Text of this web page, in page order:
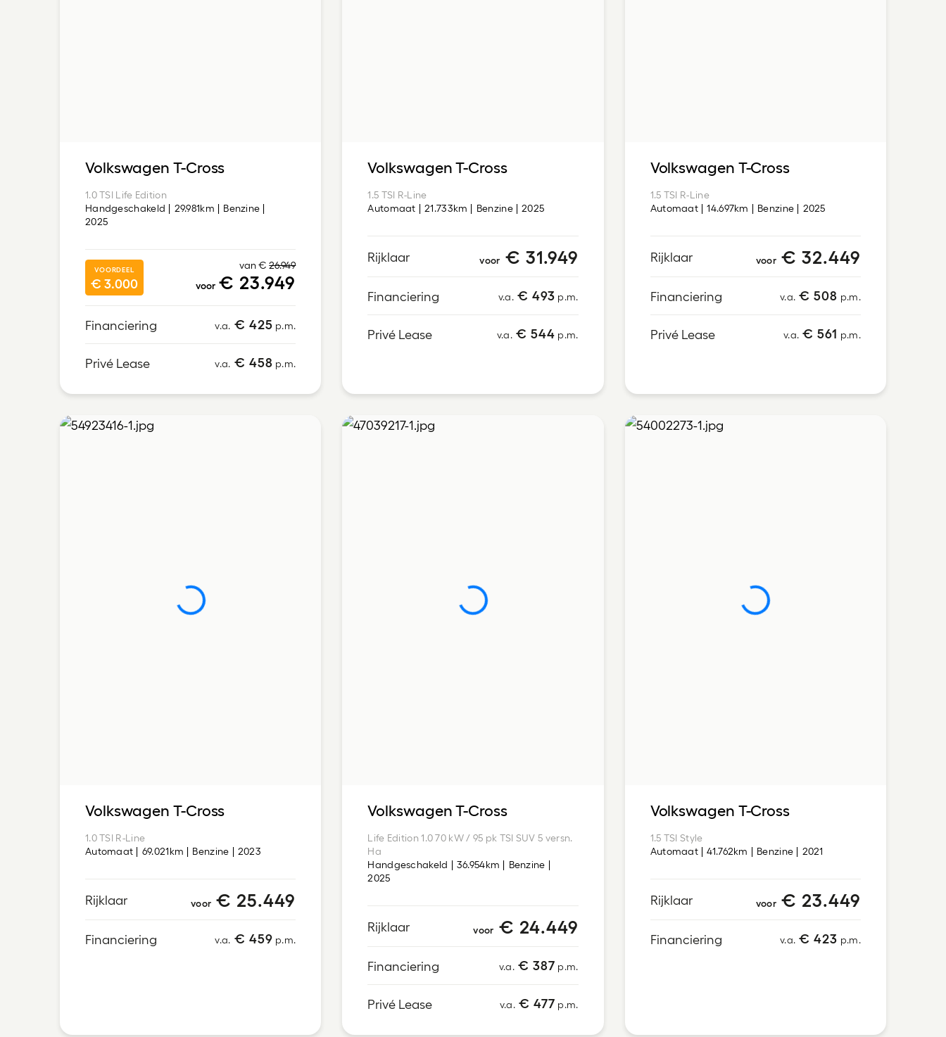
Volkswagen T-Cross
1.0 TSI Life Edition
Handgeschakeld
29.981km
Benzine
2025
van €26.949
voor € 23.949
VOORDEEL
€ 3.000
Financiering v.a. € 425 p.m.
Privé Lease v.a. € 458 p.m.
Volkswagen T-Cross
1.5 TSI R-Line
Automaat
21.733km Benzine 2025
Rijklaar voor € 31.949
Financiering v.a. € 493 p.m.
Privé Lease v.a. € 544 p.m.
Volkswagen T-Cross
1.5 TSI R-Line
Automaat
14.697km Benzine 2025
Rijklaar voor € 32.449
Financiering v.a. € 508 p.m.
Privé Lease v.a. € 561 p.m.
Volkswagen T-Cross
1.0 TSI R-Line
Automaat
69.021km Benzine 2023
Rijklaar voor € 25.449
Financiering v.a. € 459 p.m.
Volkswagen T-Cross
Life Edition 1.0 70 kW / 95 pk TSI SUV 5 versn.
Ha
Handgeschakeld
36.954km
Benzine
2025
Rijklaar voor € 24.449
Financiering v.a. € 387 p.m.
Privé Lease v.a. € 477 p.m.
Volkswagen T-Cross
1.5 TSI Style
Automaat
41.762km Benzine 2021
Rijklaar voor € 23.449
Financiering v.a. € 423 p.m.